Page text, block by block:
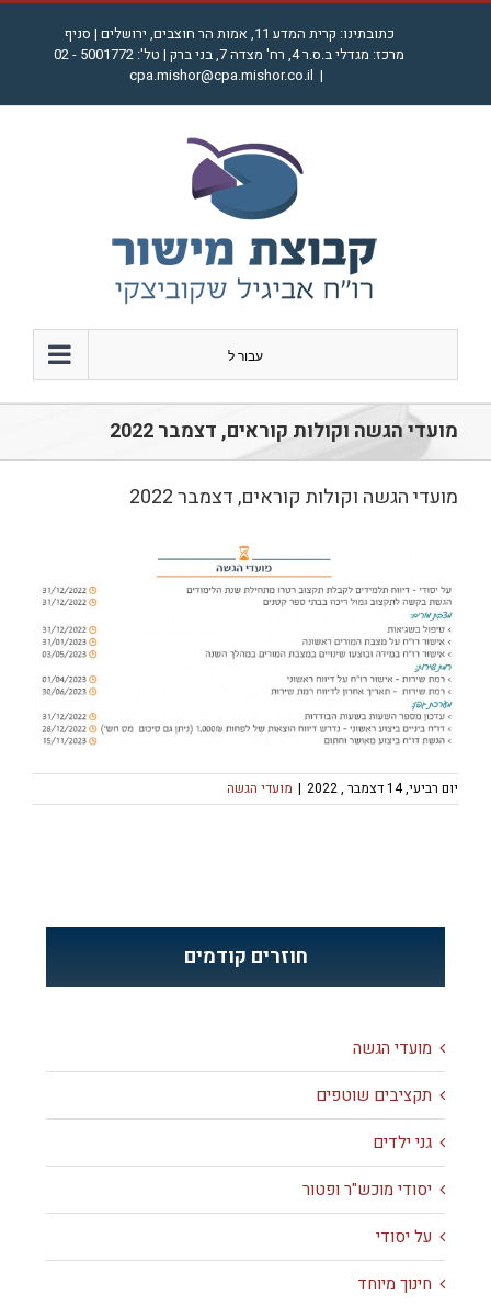
דלג
כתובתינו: קרית המדע 11, אמות הר חוצבים, ירושלים | סניף
מרכז: מגדלי ב.ס.ר 4, רח' מצדה 7, בני ברק | טל': 5001772 - 02
|
cpa.mishor@cpa.mishor.co.il
עבור ל
מועדי הגשה וקולות קוראים, דצמבר 2022
מועדי הגשה וקולות קוראים, דצמבר 2022
יום רביעי, 14 דצמבר , 2022 | מועדי הגשה
חוזרים קודמים
מועדי הגשה
תקציבים שוטפים
גני ילדים
יסודי מוכש"ר ופטור
על יסודי
חינוך מיוחד